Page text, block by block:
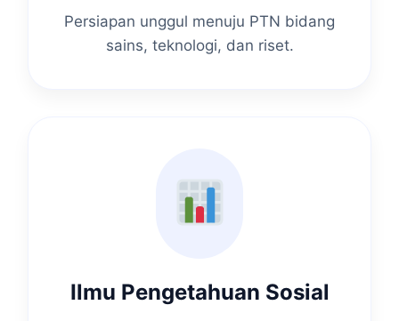
Persiapan unggul menuju PTN bidang
sains, teknologi, dan riset.
Ilmu Pengetahuan Sosial